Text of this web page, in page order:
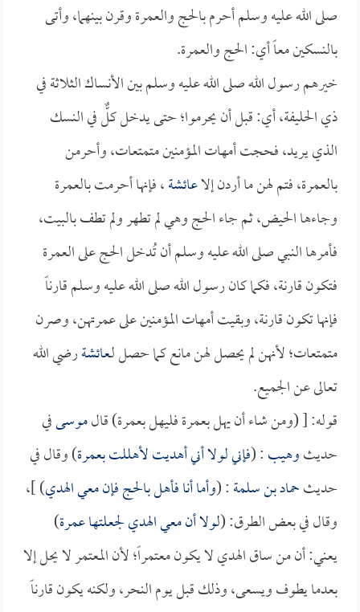
صلى الله عليه وسلم أحرم بالحج والعمرة وقرن بينهما، وأتى
بالنسكين معاً أي: الحج والعمرة.
خيرهم رسول الله صلى الله عليه وسلم بين الأنساك الثلاثة في
ذي الحليفة، أي: قبل أن يحرموا؛ حتى يدخل كلٌّ في النسك
الذي يريد، فحجت أمهات المؤمنين متمتعات، وأحرمن
بالعمرة، فتم لهن ما أردن إلاعائشة، فإنها أحرمت بالعمرة
وجاءها الحيض، ثم جاء الحج وهي لم تطهر ولم تطف بالبيت،
فأمرها النبي صلى الله عليه وسلم أن تُدخل الحج على العمرة
فتكون قارنة، فكما كان رسول الله صلى الله عليه وسلم قارناً
فإنها تكون قارنة، وبقيت أمهات المؤمنين على عمرتهن، وصرن
متمتعات؛ لأنهن لم يحصل لهن مانع كما حصل لـعائشةرضي الله
تعالى عن الجميع.
قوله: [ (ومن شاء أن يهل بعمرة فليهل بعمرة) قالموسىفي
حديثوهيب: (فإني لولا أني أهديت لأهللت بعمرة) وقال في
حديثحماد بن سلمة: (وأما أنا فأهل بالحج فإن معي الهدي) ]،
وقال في بعض الطرق: (لولا أن معي الهدي لجعلتها عمرة)
يعني: أن من ساق الهدي لا يكون معتمراً؛ لأن المعتمر لا يحل إلا
بعدما يطوف ويسعى، وذلك قبل يوم النحر، ولكنه يكون قارناً